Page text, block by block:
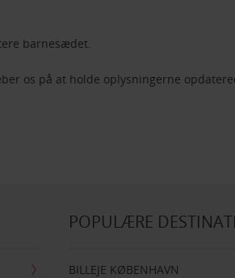
barnesædet.
os på at holde oplysningerne
POPULÆRE
BILLEJE KØBENHAVN